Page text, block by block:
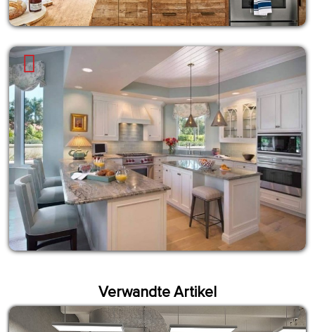
Verwandte Artikel